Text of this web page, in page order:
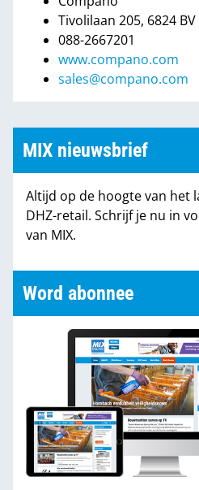
Tivolilaan 205, 6824
088-2667201
www.compano.com
sales@compano.com
MIX nieuwsbrief
Altijd op de hoogte van het
DHZ-retail. Schrijf je nu in
van MIX.
Word abonnee